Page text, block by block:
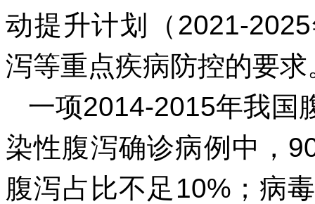
动提升计划（2021-
泻等重点疾病防控的要求
一项2014-2015年我国
染性腹泻确诊病例中，
腹泻占比不足10%；病